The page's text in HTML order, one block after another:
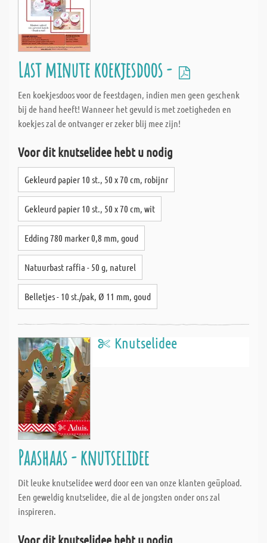
Last minute koekjesdoos -
Een koekjesdoos voor de feestdagen, indien men geen geschenk
bij de hand heeft! Wanneer het gevuld is met zoetigheden en
koekjes zal de ontvanger er zeker blij mee zijn!
Voor dit knutselidee hebt u nodig
Gekleurd papier 10 st., 50 x 70 cm, robijnr
Gekleurd papier 10 st., 50 x 70 cm, wit
Edding 780 marker 0,8 mm, goud
Natuurbast raffia - 50 g, naturel
Belletjes - 10 st./pak, Ø 11 mm, goud
Knutselidee
Paashaas - knutselidee
Dit leuke knutselidee werd door een van onze klanten geüpload.
Een geweldig knutselidee, die al de jongsten onder ons zal
inspireren.
Voor dit knutselidee hebt u nodig